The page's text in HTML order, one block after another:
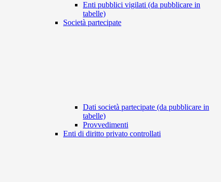
Enti pubblici vigilati (da pubblicare in
tabelle)
Società partecipate
Dati società partecipate (da pubblicare in
tabelle)
Provvedimenti
Enti di diritto privato controllati